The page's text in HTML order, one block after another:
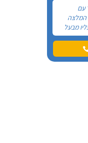
עם
המלצה
מבעל
ובסופו של
ממנו
הטלפון